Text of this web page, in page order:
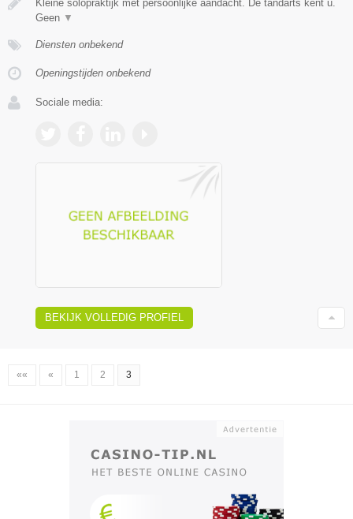
Kleine solopraktijk met persoonlijke aandacht. De tandarts kent u.
Geen ▼
Diensten onbekend
Openingstijden onbekend
Sociale media:
BEKIJK VOLLEDIG PROFIEL
«« « 1 2 3